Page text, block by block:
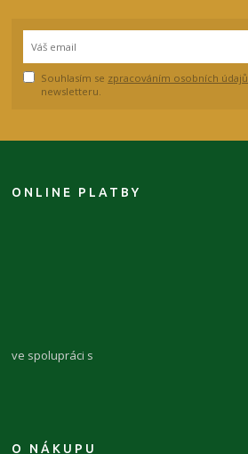
Souhlasím se zpracováním osobních údajů
newsletteru.
ONLINE PLATBY
ve spolupráci s
O NÁKUPU